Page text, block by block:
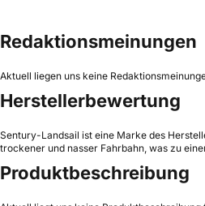
Redaktionsmeinungen
Aktuell liegen uns keine
Herstellerbewertung
Sentury-Landsail ist eine Marke des
trockener und nasser Fahrbahn, was zu
Produktbeschreibung